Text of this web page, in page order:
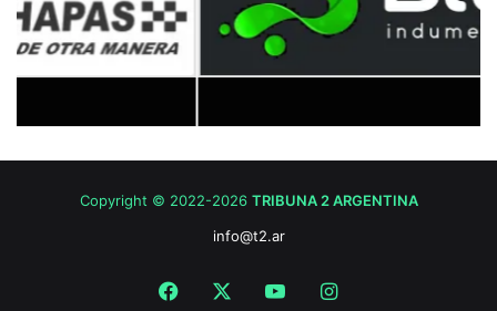
Copyright © 2022-2026 TRIBUNA 2 ARGENTINA
info@t2.ar
Facebook YouTubeInstagram